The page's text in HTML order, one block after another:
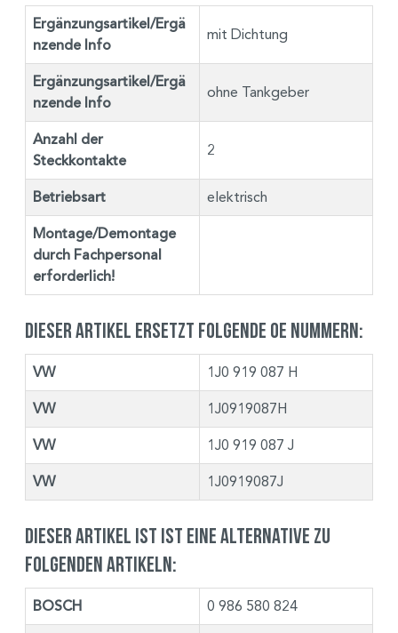
Ergänzungsartikel/Ergä
nzende Info
mit Dichtung
Ergänzungsartikel/Ergä
nzende Info
ohne Tankgeber
Anzahl der
Steckkontakte
2
Betriebsart elektrisch
Montage/Demontage
durch Fachpersonal
erforderlich!
Dieser Artikel ersetzt folgende OE Nummern:
VW 1J0 919 087 H
VW 1J0919087H
VW 1J0 919 087 J
VW 1J0919087J
Dieser Artikel ist ist eine Alternative zu
folgenden Artikeln:
BOSCH 0 986 580 824